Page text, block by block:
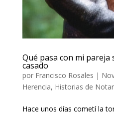
Qué pasa con mi
casado
por Francisco Rosales |
Herencia, Historias de
Hace unos días cometí la